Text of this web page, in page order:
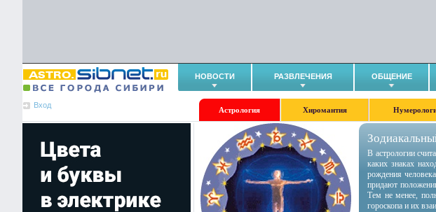
НОВОСТИ РАЗВЛЕЧЕНИЯ ОБЩЕНИЕ
Вход
Астрология Хиромантия
В астрологии
каких знаках
рождения
придают
Тем не менее,
гороскопа и их